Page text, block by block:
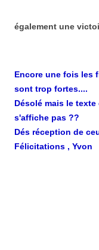
également une
Encore une fois les
sont trop fortes....
Désolé mais le
s'affiche pas ??
Dés réception de
Félicitations , Yvon